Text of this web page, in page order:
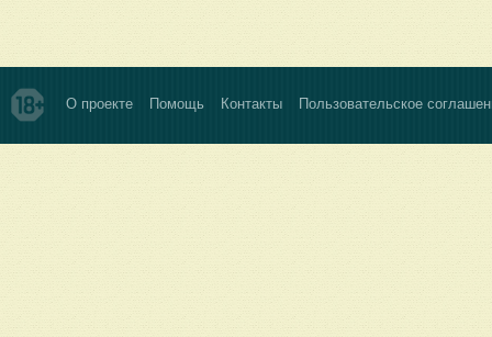
О проекте Помощь Контакты Пользовательское